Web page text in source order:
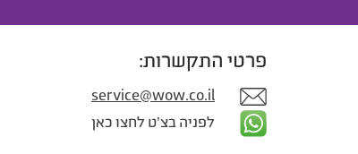
פרטי התקשרות:
service@wow.co.il
לפניה בצ'ט לחצו כאן